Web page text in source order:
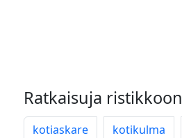
Ratkaisuja ristikkoon
kotiaskare kotikulma